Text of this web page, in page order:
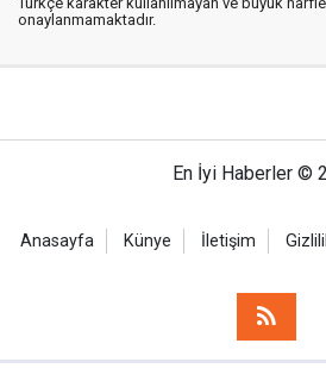
onaylanmamaktadır.
En İyi Haberler ©
Anasayfa Künye İletişim